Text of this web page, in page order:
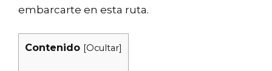
embarcarte en esta ruta.
Contenido [Ocultar]